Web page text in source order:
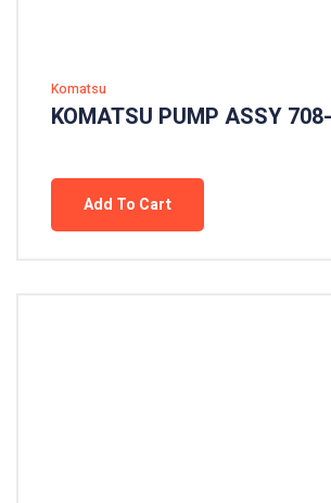
Komatsu
KOMATSU PUMP ASSY
Add To Cart